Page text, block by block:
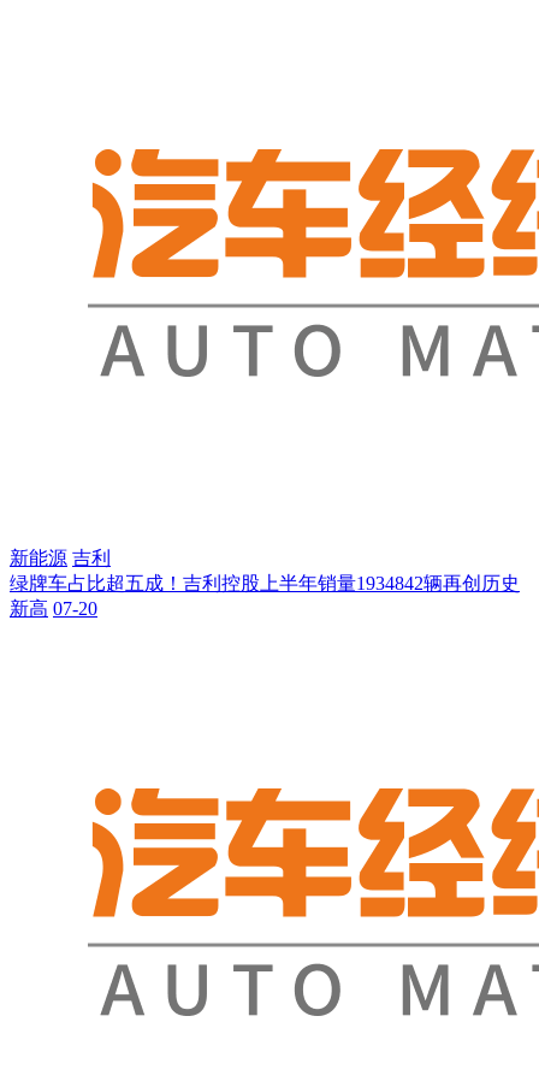
新能源 吉利
绿牌车占比超五成！吉利控股上半年销量1934842辆再创历史
新高 07-20